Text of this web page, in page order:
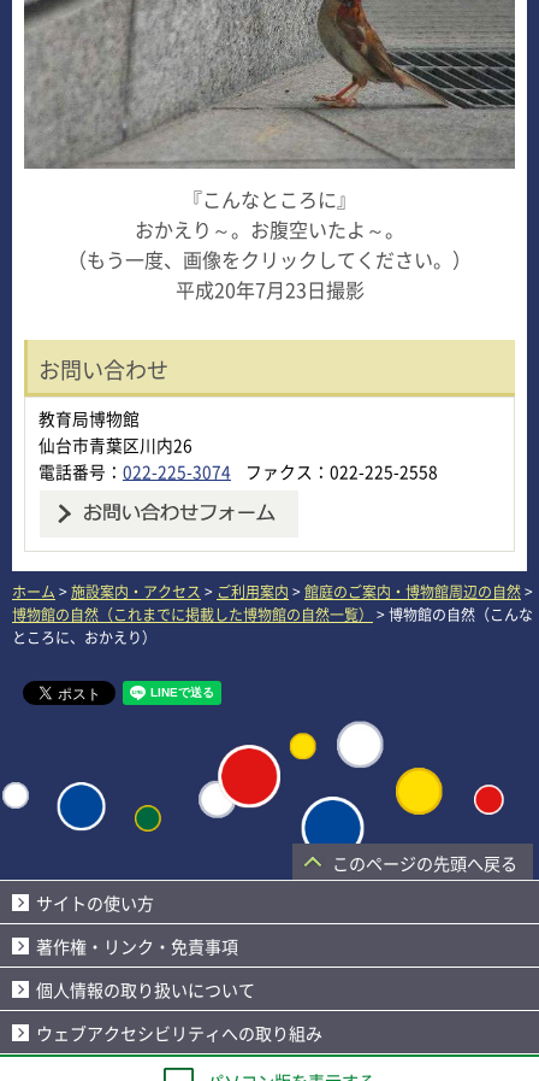
『こんなところに』
おかえり～。お腹空いたよ～。
（もう一度、画像をクリックしてください。）
平成20年7月23日撮影
お問い合わせ
教育局博物館
仙台市青葉区川内26
電話番号： 022-225-3074 ファクス：022-225-2558
ホーム >施設案内・アクセス > ご利用案内 >館庭のご案内・博物館周辺の自然>
博物館の自然（これまでに掲載した博物館の自然一覧）
> 博物館の自然（こんな
ところに、おかえり）
このページの先頭へ戻る
サイトの使い方
著作権・リンク・免責事項
個人情報の取り扱いについて
ウェブアクセシビリティへの取り組み